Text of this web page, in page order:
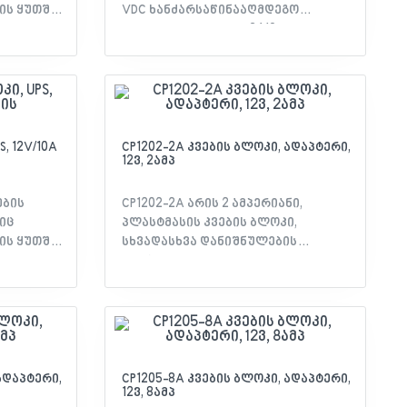
ყუთში.
VDC ხანძარსაწინააღმდეგო
მოწყობილობების კვება, რომლებიც
დაერთებულია
სისტემასთან, თუმცა მათი კვება ვერ
ხერხდება წრედიდან.
დამიწებული! მახასიათებლები: -
ლითონის ყუთი - ტრანსფორმატორი
- ტამპერი
12V/10A
ყუთში.
CP1202-2A კვების ბლოკი, ადაპტერი,
12ვ, 2ამპ
CP1202-2A არის 2 ამპერიანი,
პლასტმასის კვების ბლოკი,
სხვადასხვა დანიშნულების
CP1205-8A კვების ბლოკი, ადაპტერი,
12ვ, 8ამპ